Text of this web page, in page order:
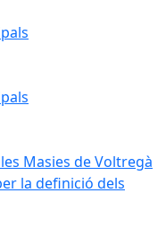
Masies de Voltregà
la definició dels